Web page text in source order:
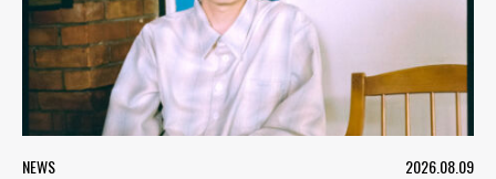
NEWS 2026.08.09